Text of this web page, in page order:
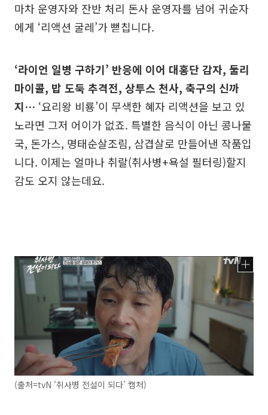
마차 운영자와 잔반 처리 돈사 운영자를 넘어 귀순자
에게 ‘리액션 굴레’가 뻗칩니다.
‘라이언 일병 구하기’ 반응에 이어 대홍단 감자, 둘리
마이콜, 밥 도둑 추격전, 상투스 천사, 축구의 신까
지… ‘요리왕 비룡’이 무색한 혜자 리액션을 보고 있
노라면 그저 어이가 없죠. 특별한 음식이 아닌 콩나물
국, 돈가스, 명태순살조림, 삼겹살로 만들어낸 작품입
니다. 이제는 얼마나 취랄(취사병+욕설 필터링)할지
감도 오지 않는데요.
(출처=tvN '취사병 전설이 되다' 캡처)